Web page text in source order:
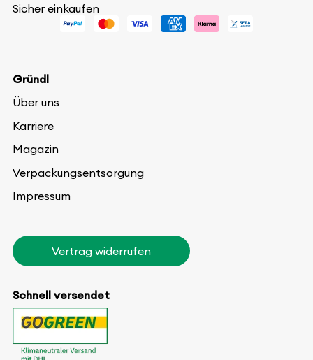
Sicher einkaufen
Gründl
Über uns
Karriere
Magazin
Verpackungsentsorgung
Impressum
Vertrag widerrufen
Schnell versendet